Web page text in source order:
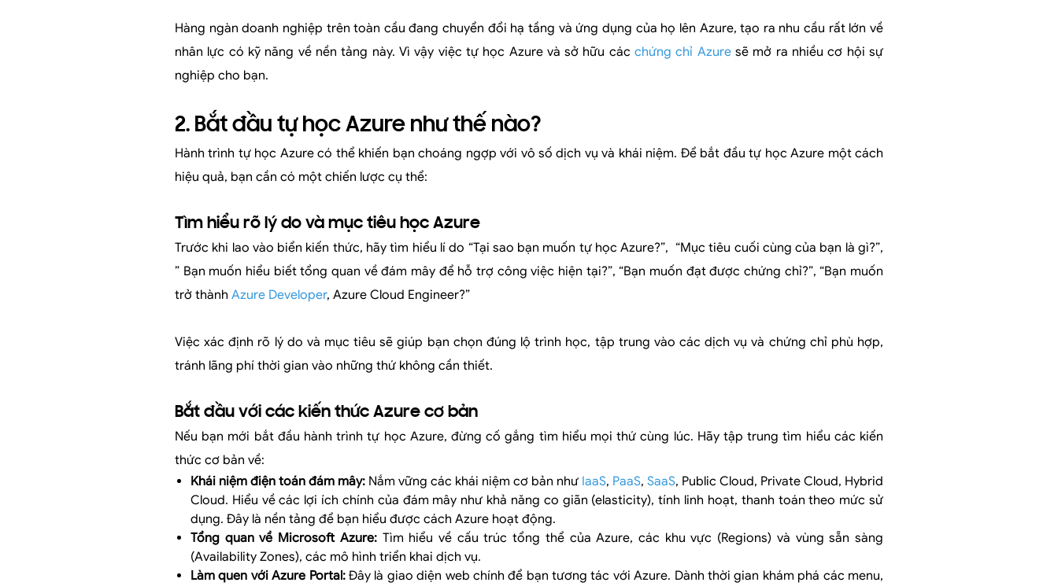
Hàng ngàn doanh nghiệp trên toàn cầu đang chuyển đổi hạ tầng và ứng dụng của họ lên Azure, tạo ra nhu cầu rất lớn về
nhân lực có kỹ năng về nền tảng này. Vì vậy việc tự học Azure và sở hữu cácchứng chỉ Azuresẽ mở ra nhiều cơ hội sự
nghiệp cho bạn.
2. Bắt đầu tự học Azure như thế nào?
Hành trình tự học Azure có thể khiến bạn choáng ngợp với vô số dịch vụ và khái niệm. Để bắt đầu tự học Azure một cách
hiệu quả, bạn cần có một chiến lược cụ thể:
Tìm hiểu rõ lý do và mục tiêu học Azure
Trước khi lao vào biển kiến thức, hãy tìm hiểu lí do “Tại sao bạn muốn tự học Azure?”, “Mục tiêu cuối cùng của bạn là gì?”,
” Bạn muốn hiểu biết tổng quan về đám mây để hỗ trợ công việc hiện tại?”, “Bạn muốn đạt được chứng chỉ?”, “Bạn muốn
trở thành Azure Developer, Azure Cloud Engineer?”
Việc xác định rõ lý do và mục tiêu sẽ giúp bạn chọn đúng lộ trình học, tập trung vào các dịch vụ và chứng chỉ phù hợp,
tránh lãng phí thời gian vào những thứ không cần thiết.
Bắt đầu với các kiến thức Azure cơ bản
Nếu bạn mới bắt đầu hành trình tự học Azure, đừng cố gắng tìm hiểu mọi thứ cùng lúc. Hãy tập trung tìm hiểu các kiến
thức cơ bản về:
Khái niệm điện toán đám mây: Nắm vững các khái niệm cơ bản như IaaS, PaaS, SaaS, Public Cloud, Private Cloud, Hybrid
Cloud. Hiểu về các lợi ích chính của đám mây như khả năng co giãn (elasticity), tính linh hoạt, thanh toán theo mức sử
dụng. Đây là nền tảng để bạn hiểu được cách Azure hoạt động.
Tổng quan về Microsoft Azure:Tìm hiểu về cấu trúc tổng thể của Azure, các khu vực (Regions) và vùng sẵn sàng
(Availability Zones), các mô hình triển khai dịch vụ.
Làm quen với Azure Portal:Đây là giao diện web chính để bạn tương tác với Azure. Dành thời gian khám phá các menu,